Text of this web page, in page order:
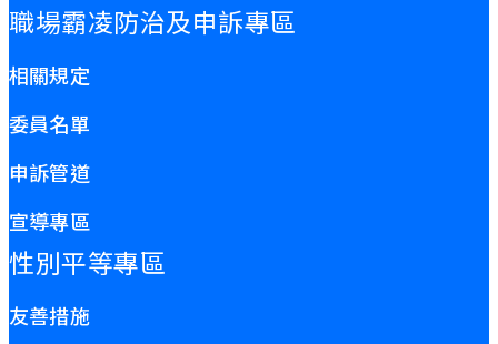
職場霸凌防治及申訴專區
相關規定
委員名單
申訴管道
宣導專區
性別平等專區
友善措施